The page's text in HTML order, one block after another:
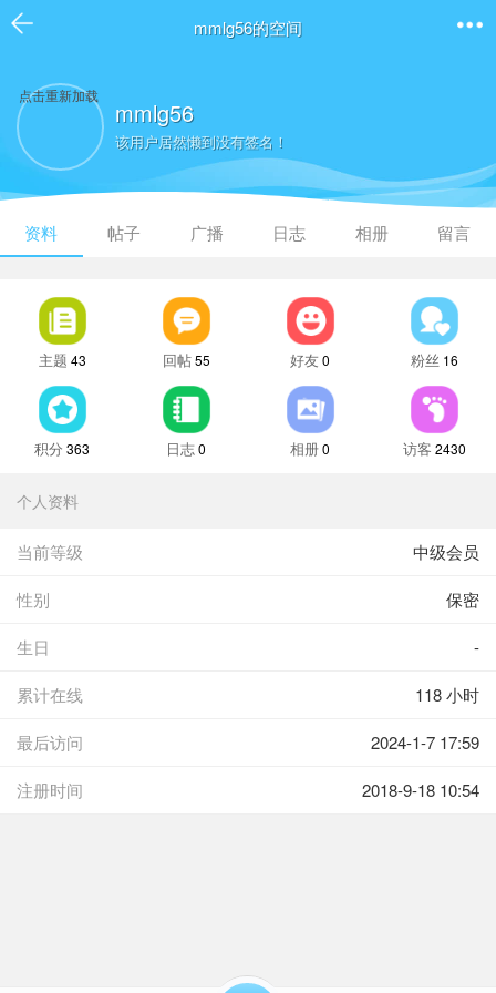
mmlg56的空间
点击重新加载
mmlg56
该用户居然懒到没有签名！
资料 帖子 广播 日志 相册 留言
主题 43 回帖 55 好友0 粉丝 16
积分 363 日志0 相册0 访客 2430
个人资料
当前等级 中级会员
性别 保密
生日 -
累计在线 118 小时
最后访问 2024-1-7 17:59
注册时间 2018-9-18 10:54